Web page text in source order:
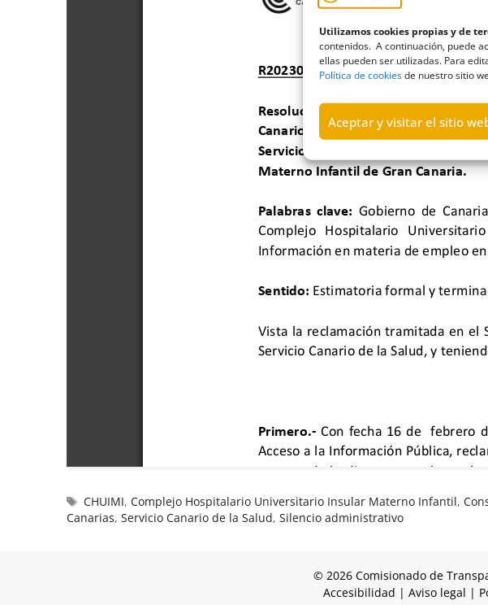
Utilizamos cookies propias y de
contenidos. A continuación, puede
ellas pueden ser utilizadas. Para
Política de cookiesde nuestro sitio
Aceptar y visitar el sitio
CHUIMI,Complejo Hospitalario Universitario Insular Materno Infantil,
Canarias, Servicio Canario de la Salud, Silencio administrativo
© 2026 Comisionado de
Accesibilidad | Aviso legal |